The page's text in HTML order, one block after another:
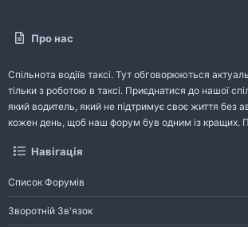
Про нас
Спільнота водіїв таксі. Тут обговорюються
тільки з роботою в таксі. Приєднатися до нашої
який водитель, який не підтримує своє життя без
кожен день, щоб наш форум був одним із кращих.
Навігація
Список Форумів
Зворотній Зв'язок